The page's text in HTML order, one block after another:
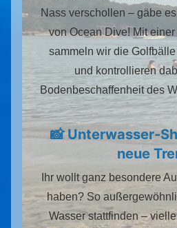
Nass verschollen – gäbe
von Ocean Dive! Mit
sammeln wir die
und kontrollieren
Bodenbeschaffenheit des
📸 Unterwasser-
neue
Ihr wollt ganz besondere
haben? So
Wasser stattfinden –